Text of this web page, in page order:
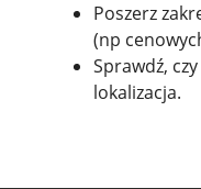
Poszerz
(np
Sprawdź,
lokalizacja.